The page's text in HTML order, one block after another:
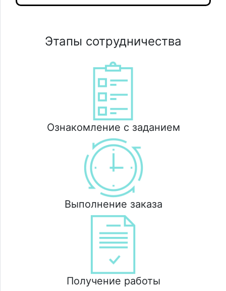
Этапы сотрудничества
Ознакомление с заданием
Выполнение заказа
Получение работы